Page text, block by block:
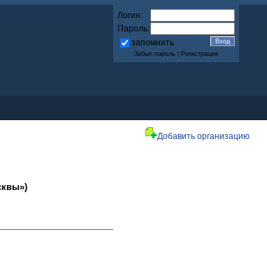
Логин:
Пароль:
запомнить
Забыл пароль Регистрация
Добавить организацию